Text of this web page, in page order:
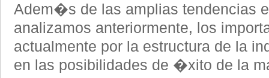
Adem�s de las amplias tendencias
analizamos anteriormente, los
actualmente por la estructura de la
en las posibilidades de �xito de la